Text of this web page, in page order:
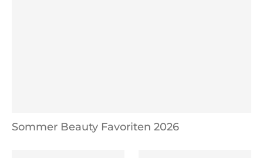
Sommer Beauty Favoriten 2026